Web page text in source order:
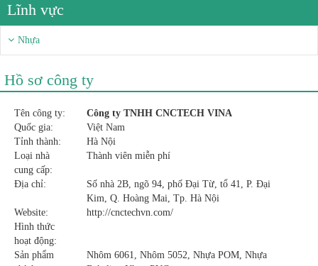
Lĩnh vực
Nhựa
Hồ sơ công ty
Tên công ty:
Công ty TNHH CNCTECH VINA
Quốc gia:
Việt Nam
Tỉnh thành:
Hà Nội
Loại nhà
cung cấp:
Thành viên miễn phí
Địa chỉ:
Số nhà 2B, ngõ 94, phố Đại Từ, tổ 41, P. Đại
Kim, Q. Hoàng Mai, Tp. Hà Nội
Website:
http://cnctechvn.com/
Hình thức
hoạt động:
Sản phẩm
Nhôm 6061, Nhôm 5052, Nhựa POM, Nhựa